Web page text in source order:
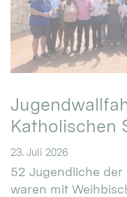
Katholischen
23. Juli 2026
52 Jugendliche
waren mit